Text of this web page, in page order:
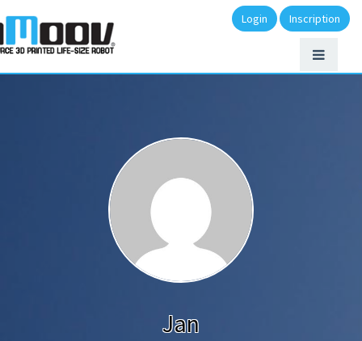
Login Inscription
Jan